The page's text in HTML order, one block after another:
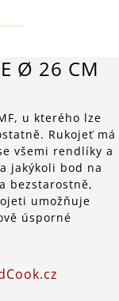
Ø 26 CM
u kterého lze
Rukojeť má
všemi rendlíky a
jakýkoli bod na
bezstarostně,
umožňuje
úsporné